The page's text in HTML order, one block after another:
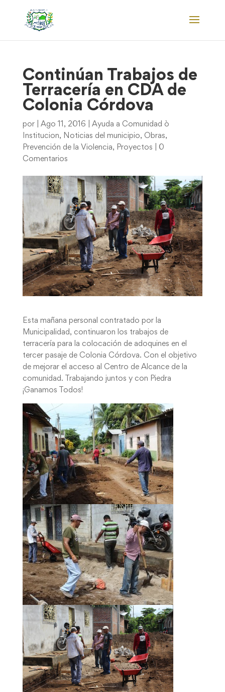
Continúan Trabajos de
Terracería en CDA de
Colonia Córdova
por Ago 11, 2016
Ayuda a Comunidad ò
Institucion, Noticias del municipio, Obras,
Prevención de la Violencia, Proyectos
0
Comentarios
Esta mañana personal contratado por la
Municipalidad, continuaron los trabajos de
terracería para la colocación de adoquines en el
tercer pasaje de Colonia Córdova. Con el objetivo
de mejorar el acceso al Centro de Alcance de la
comunidad. Trabajando juntos y con Piedra
¡Ganamos Todos!